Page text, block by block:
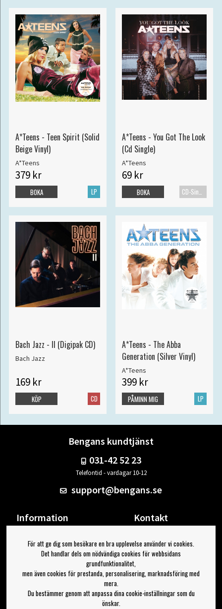
A*Teens - Teen Spirit (Solid
Beige Vinyl)
A*Teens
379 kr
LP
BOKA
A*Teens - You Got The Look
(Cd Single)
A*Teens
69 kr
BOKA
Bach Jazz - II (Digipak CD)
Bach Jazz
169 kr
CD
KÖP
A*Teens - The Abba
Generation (Silver Vinyl)
A*Teens
399 kr
LP
PÅMINN MIG
Bengans kundtjänst
031-42 52 23
Telefontid - vardagar 10-12
support@bengans.se
Information
Om Bengans
FAQ / Köp- & Leveransvillkor
Kontakt
Din sida
Logga ut
Jag vill ha tips från Bengans
För att ge dig som besökare en bra upplevelse använder vi cookies.
Det handlar dels om nödvändiga cookies för webbsidans
grundfunktionalitet,
men även cookies för prestanda, personalisering, marknadsföring med
mera.
Du bestämmer genom att anpassa dina cookie-inställningar som du
önskar.